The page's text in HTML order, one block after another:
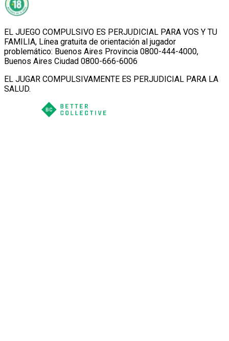
EL JUEGO COMPULSIVO ES PERJUDICIAL PARA VOS Y TU
FAMILIA, Línea gratuita de orientación al jugador
problemático: Buenos Aires Provincia 0800-444-4000,
Buenos Aires Ciudad 0800-666-6006
EL JUGAR COMPULSIVAMENTE ES PERJUDICIAL PARA LA
SALUD.